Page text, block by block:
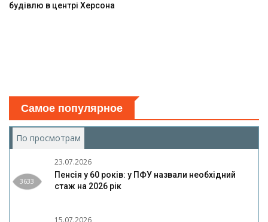
будівлю в центрі Херсона
Самое популярное
По просмотрам
3633
23.07.2026
Пенсія у 60 років: у ПФУ назвали необхідний
стаж на 2026 рік